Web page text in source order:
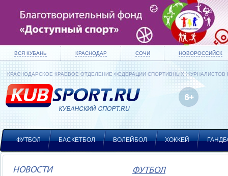
ВСЯ КУБАНЬ КРАСНОДАР СОЧИ НОВОРОССИЙСК
КРАСНОДАРСКОЕ КРАЕВОЕ ОТДЕЛЕНИЕ ФЕДЕРАЦИИ СПОРТИВНЫХ ЖУРНАЛИСТОВ
ФУТБОЛ БАСКЕТБОЛ ВОЛЕЙБОЛ ХОККЕЙ
НОВОСТИ ФУТБОЛ